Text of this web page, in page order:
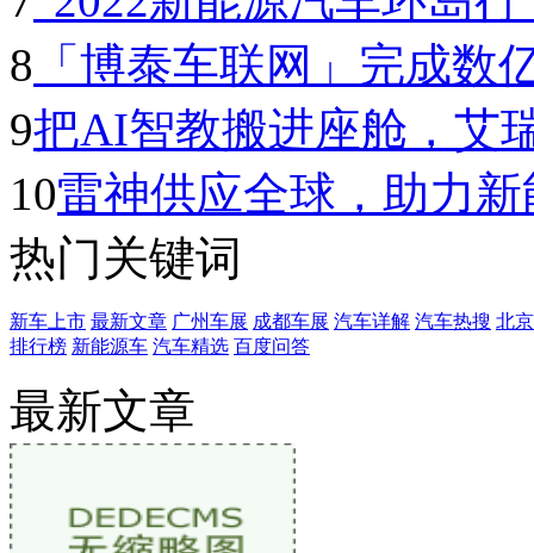
8 「博泰车联网」完成数
9把AI智教搬进座舱，艾
10雷神供应全球，助力
热门关键词
新车上市 最新文章 广州车展 成都车展 汽车详解 汽车热搜 北
排行榜 新能源车 汽车精选 百度问答
最新文章